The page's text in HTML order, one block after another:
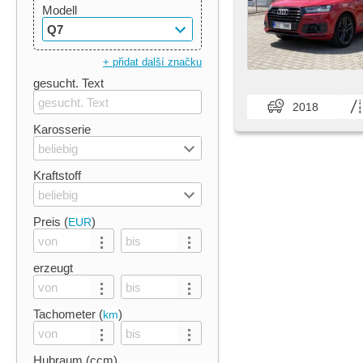
Modell
Q7
+ přidat další značku
gesucht. Text
Karosserie
beliebig
Kraftstoff
beliebig
Preis (EUR)
erzeugt
Tachometer (km)
Hubraum (ccm)
2018